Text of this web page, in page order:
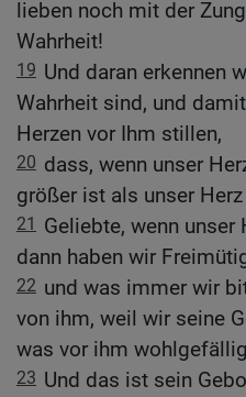
lieben noch mit der
Wahrheit!
19 Und daran erkennen
Wahrheit sind, und
Herzen vor Ihm stillen,
20 dass, wenn unser
größer ist als unser
21
Geliebte, wenn unser
dann haben wir
22 und was immer wir
von ihm, weil wir seine
was vor ihm
23 Und das ist sein